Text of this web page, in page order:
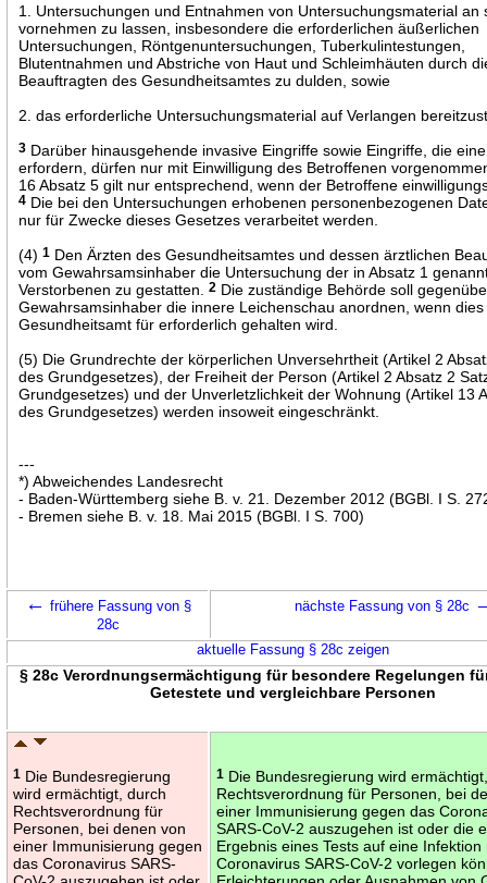
1. Untersuchungen und Entnahmen von Untersuchungsmaterial an
vornehmen zu lassen, insbesondere die erforderlichen äußerlichen
Untersuchungen, Röntgenuntersuchungen, Tuberkulintestungen,
Blutentnahmen und Abstriche von Haut und Schleimhäuten durch
Beauftragten des Gesundheitsamtes zu dulden, sowie
2. das erforderliche Untersuchungsmaterial auf Verlangen
3 Darüber hinausgehende invasive Eingriffe sowie Eingriffe, die
erfordern, dürfen nur mit Einwilligung des Betroffenen
16 Absatz 5 gilt nur entsprechend, wenn der Betroffene
4 Die bei den Untersuchungen erhobenen personenbezogenen
nur für Zwecke dieses Gesetzes verarbeitet werden.
(4)1 Den Ärzten des Gesundheitsamtes und dessen ärztlichen
vom Gewahrsamsinhaber die Untersuchung der in Absatz 1
Verstorbenen zu gestatten.2 Die zuständige Behörde soll
Gewahrsamsinhaber die innere Leichenschau anordnen, wenn
Gesundheitsamt für erforderlich gehalten wird.
(5) Die Grundrechte der körperlichen Unversehrtheit (Artikel 2
des Grundgesetzes), der Freiheit der Person (Artikel 2 Absatz 2
Grundgesetzes) und der Unverletzlichkeit der Wohnung (Artikel 13
des Grundgesetzes) werden insoweit eingeschränkt.
---
*) Abweichendes Landesrecht
- Baden-Württemberg siehe B. v. 21. Dezember 2012 (BGBl. I S.
- Bremen siehe B. v. 18. Mai 2015 (BGBl. I S. 700)
← frühere Fassung von §
28c
nächste Fassung von § 28c
aktuelle Fassung § 28c zeigen
§ 28c Verordnungsermächtigung für besondere Regelungen
Getestete und vergleichbare Personen
1 Die Bundesregierung
wird ermächtigt, durch
Rechtsverordnung für
Personen, bei denen von
einer Immunisierung gegen
das Coronavirus SARS-
1 Die Bundesregierung wird
Rechtsverordnung für Personen, bei
einer Immunisierung gegen das
SARS-CoV-2 auszugehen ist oder die
Ergebnis eines Tests auf eine Infektion
Coronavirus SARS-CoV-2 vorlegen